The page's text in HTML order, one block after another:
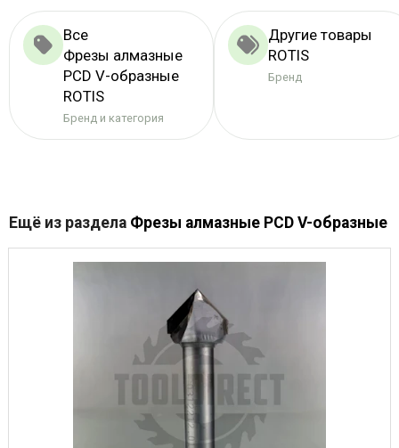
Все
Фрезы алмазные
PCD V-образные
ROTIS
Бренд и категория
Другие товары
ROTIS
Бренд
Ещё из раздела Фрезы алмазные PCD V-образные